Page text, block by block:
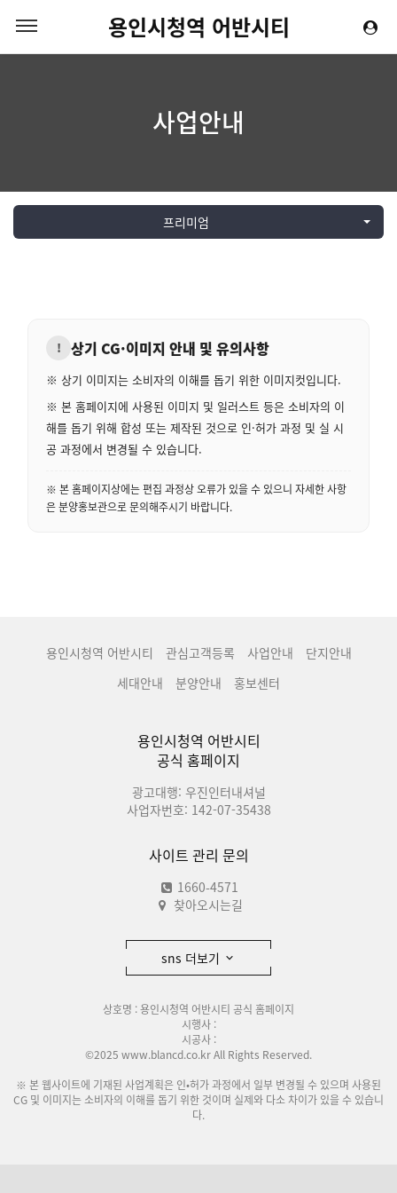
용인시청역 어반시티
사업안내
프리미엄
! 상기 CG·이미지 안내 및 유의사항
※ 상기 이미지는 소비자의 이해를 돕기 위한 이미지컷입니다.
※ 본 홈페이지에 사용된 이미지 및 일러스트 등은 소비자의 이
해를 돕기 위해 합성 또는 제작된 것으로 인·허가 과정 및 실 시
공 과정에서 변경될 수 있습니다.
※ 본 홈페이지상에는 편집 과정상 오류가 있을 수 있으니 자세한 사항
은 분양홍보관으로 문의해주시기 바랍니다.
용인시청역 어반시티 관심고객등록 사업안내
단지안내
세대안내
분양안내 홍보센터
용인시청역 어반시티
공식 홈페이지
광고대행: 우진인터내셔널
사업자번호: 142-07-35438
사이트 관리 문의
1660-4571
찾아오시는길
sns 더보기
상호명 : 용인시청역 어반시티 공식 홈페이지
시행사 :
시공사 :
©2025 www.blancd.co.kr All Rights Reserved.
※ 본 웹사이트에 기재된 사업계획은 인•허가 과정에서 일부 변경될 수 있으며 사용된
CG 및 이미지는 소비자의 이해를 돕기 위한 것이며 실제와 다소 차이가 있을 수 있습니
다.